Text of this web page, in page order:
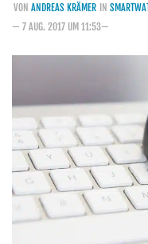
Marken und Modelle
Handytarife
Datentarife
o2
Prepaid-
VON ANDREAS KRÄMER IN
— 7 AUG. 2017 UM 11:53—